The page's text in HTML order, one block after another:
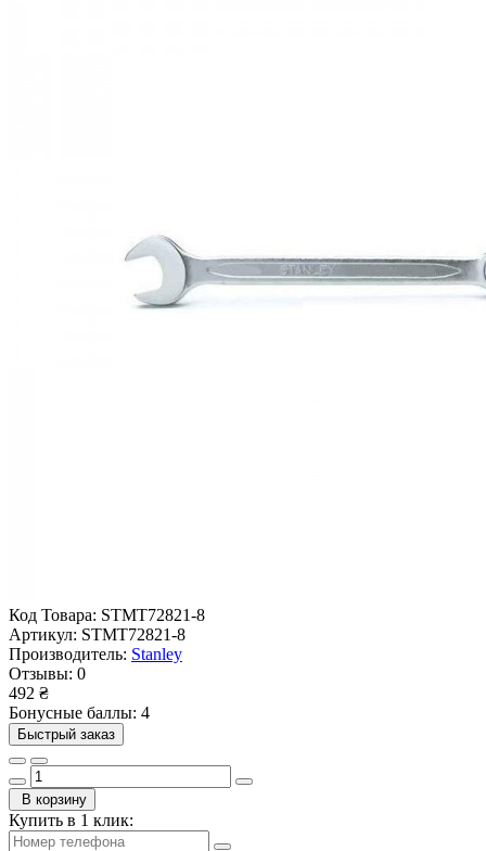
Код Товара: STMT72821-8
Артикул: STMT72821-8
Производитель: Stanley
Отзывы: 0
492 ₴
Бонусные баллы: 4
Быстрый заказ
В корзину
Купить в 1 клик: